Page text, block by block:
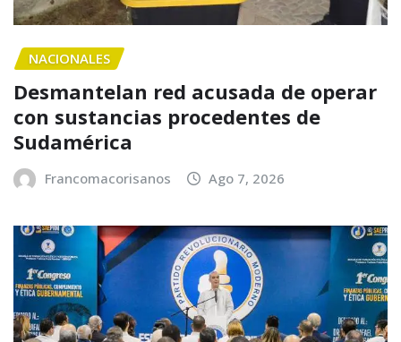
NACIONALES
Desmantelan red acusada de operar
con sustancias procedentes de
Sudamérica
Francomacorisanos Ago 7, 2026